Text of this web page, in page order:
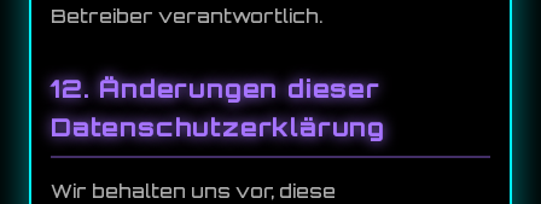
Betreiber verantwortlich.
12. Änderungen dieser
Datenschutzerklärung
Wir behalten uns vor, diese